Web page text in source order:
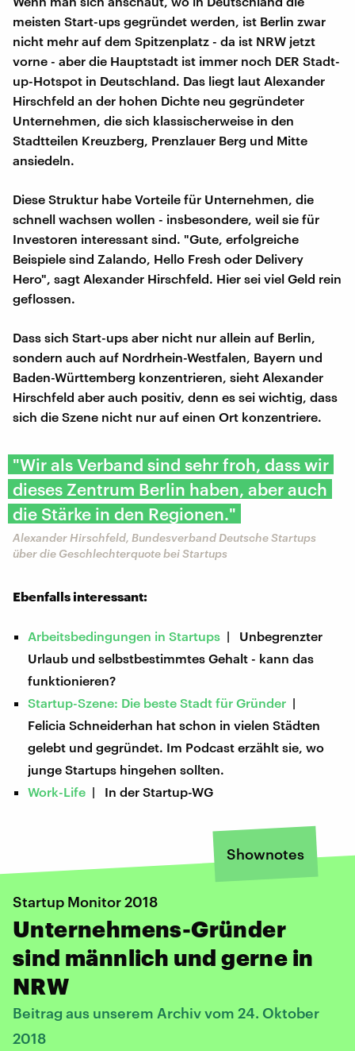
meisten Start-ups gegründet werden, ist Berlin zwar
nicht mehr auf dem Spitzenplatz - da ist NRW jetzt
vorne - aber die Hauptstadt ist immer noch DER Stadt-
up-Hotspot in Deutschland. Das liegt laut Alexander
Hirschfeld an der hohen Dichte neu gegründeter
Unternehmen, die sich klassischerweise in den
Stadtteilen Kreuzberg, Prenzlauer Berg und Mitte
ansiedeln.
Diese Struktur habe Vorteile für Unternehmen, die
schnell wachsen wollen - insbesondere, weil sie für
Investoren interessant sind. "Gute, erfolgreiche
Beispiele sind Zalando, Hello Fresh oder Delivery
Hero", sagt Alexander Hirschfeld. Hier sei viel Geld rein
geflossen.
Dass sich Start-ups aber nicht nur allein auf Berlin,
sondern auch auf Nordrhein-Westfalen, Bayern und
Baden-Württemberg konzentrieren, sieht Alexander
Hirschfeld aber auch positiv, denn es sei wichtig, dass
sich die Szene nicht nur auf einen Ort konzentriere.
"Wir als Verband sind sehr froh, dass wir
dieses Zentrum Berlin haben, aber auch
die Stärke in den Regionen."
Alexander Hirschfeld, Bundesverband Deutsche Startups
über die Geschlechterquote bei Startups
Ebenfalls interessant:
Arbeitsbedingungen in Startups | Unbegrenzter
Urlaub und selbstbestimmtes Gehalt - kann das
funktionieren?
Startup-Szene: Die beste Stadt für Gründer |
Felicia Schneiderhan hat schon in vielen Städten
gelebt und gegründet. Im Podcast erzählt sie, wo
junge Startups hingehen sollten.
Work-Life | In der Startup-WG
Shownotes
Startup Monitor 2018
Unternehmens-Gründer
sind männlich und gerne in
NRW
Beitrag aus unserem Archiv vom 24. Oktober
2018